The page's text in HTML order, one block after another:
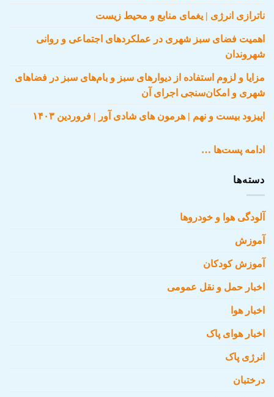
ناترازی انرژی | یغمای منابع و محیط زیست
اهمیت فضای سبز شهری در عملکردهای اجتماعی و روانی
شهروندان
مزایا و لزوم استفاده از دیوارهای سبز و بام‌های سبز در فضاهای
شهری و امکان‌سنجی اجرای آن
اپیزود بیست و نهم | هرمون های شادی آور | فروردین ۱۴۰۳
ادامه پست‌ها …
دسته‌ها
آلودگی هوا و خودروها
آموزش
آموزش کودکان
اخبار حمل و نقل عمومی
اخبار هوا
اخبار هوای پاک
انرژی پاک
درختبان